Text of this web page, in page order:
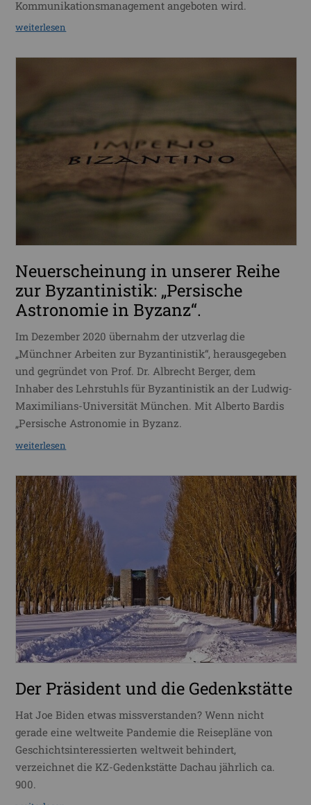
Kommunikationsmanagement angeboten wird.
weiterlesen
Neuerscheinung in unserer Reihe
zur Byzantinistik: „Persische
Astronomie in Byzanz“.
Im Dezember 2020 übernahm der utzverlag die
„Münchner Arbeiten zur Byzantinistik“, herausgegeben
und gegründet von Prof. Dr. Albrecht Berger, dem
Inhaber des Lehrstuhls für Byzantinistik an der Ludwig-
Maximilians-Universität München. Mit Alberto Bardis
„Persische Astronomie in Byzanz.
weiterlesen
Der Präsident und die Gedenkstätte
Hat Joe Biden etwas missverstanden? Wenn nicht
gerade eine weltweite Pandemie die Reisepläne von
Geschichtsinteressierten weltweit behindert,
verzeichnet die KZ-Gedenkstätte Dachau jährlich ca.
900.